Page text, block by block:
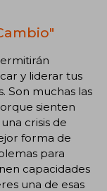
y liderar tus
Son muchas las
sienten
crisis de
forma de
para
capacidades
una de esas